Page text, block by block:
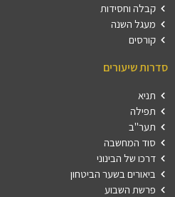
קבלה וחסידות
מעגל השנה
קורסים
סדרות שיעורים
תניא
תפילה
תער"ב
סוד המחשבה
דרכו של הבינוני
ביאורים בשער הביטחון
פרשת השבוע